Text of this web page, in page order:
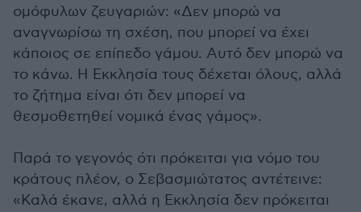
ομόφυλων ζευγαριών: «Δεν μπορώ να
αναγνωρίσω τη σχέση, που μπορεί να έχει
κάποιος σε επίπεδο γάμου. Αυτό δεν μπορώ να
το κάνω. Η Εκκλησία τους δέχεται όλους, αλλά
το ζήτημα είναι ότι δεν μπορεί να
θεσμοθετηθεί νομικά ένας γάμος».
Παρά το γεγονός ότι πρόκειται για νόμο του
κράτους πλέον, ο Σεβασμιώτατος αντέτεινε:
«Καλά έκανε, αλλά η Εκκλησία δεν πρόκειται